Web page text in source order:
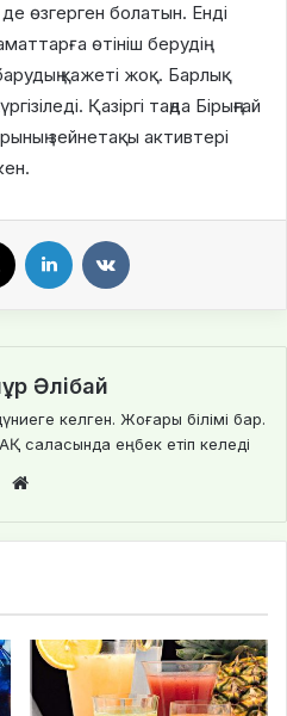
өзгерген болатын. Енді
өтініш берудің
қажеті жоқ. Барлық
Қазіргі таңда Бірыңғай
зейнетақы активтері
Әлібай
келген. Жоғары білімі бар.
саласында еңбек етіп келеді
te